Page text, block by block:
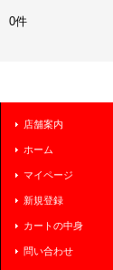
0件
店舗案内
ホーム
マイページ
新規登録
カートの中身
問い合わせ